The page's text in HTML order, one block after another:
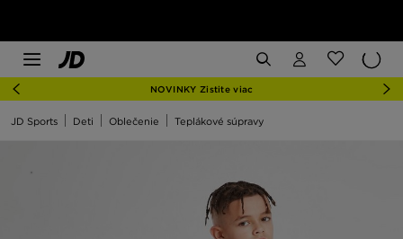
NOVINKY Zistite viac
JD Sports Deti Oblečenie Teplákové súpravy